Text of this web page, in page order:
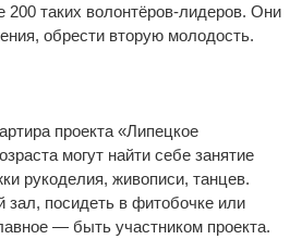
200 таких волонтёров-лидеров. Они
обрести вторую молодость.
проекта «Липецкое
могут найти себе занятие
рукоделия, живописи, танцев.
зал, посидеть в фитобочке или
— быть участником проекта.